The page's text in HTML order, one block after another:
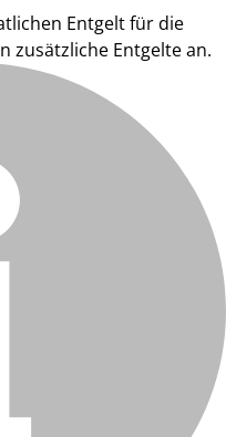
Entgelt für die
zusätzliche Entgelte an.